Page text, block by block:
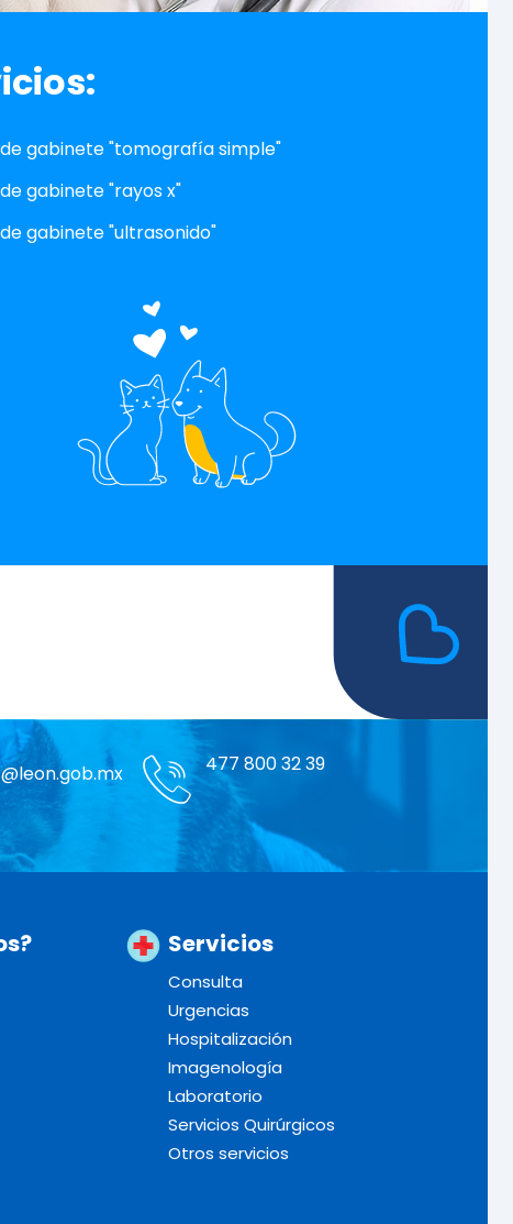
de gabinete "tomografía simple"
gabinete "rayos x"
gabinete "ultrasonido"
477 800 32 39
Servicios
Consulta
Urgencias
Hospitalización
Imagenología
Laboratorio
Servicios Quirúrgicos
Otros servicios